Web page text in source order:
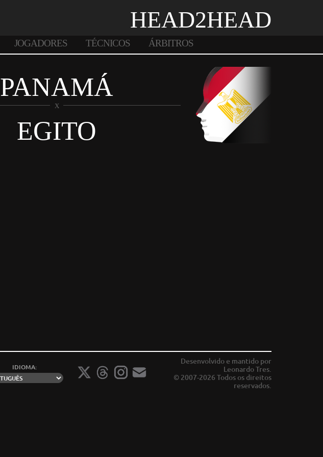
HEAD2HEAD
JOGADORES TÉCNICOS ÁRBITROS
PANAMÁ
X
EGITO
IDIOMA:
Desenvolvido e mantido por
Leonardo Tres.
© 2007-2026 Todos os direitos
reservados.